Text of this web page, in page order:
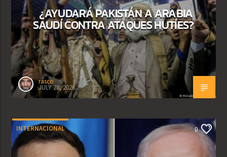
¿AYUDARÁ PAKISTÁN A ARABIA
SAUDÍ CONTRA ATAQUES HUTÍES?
rasco
JULY 28, 2026
INTERNACIONAL 0